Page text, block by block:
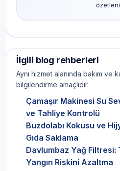
İlgili blog rehberleri
Aynı hizmet alanında bakım ve
bilgilendirme amaçlıdır.
Çamaşır Makinesi Su
ve Tahliye Kontrolü
Buzdolabı Kokusu ve
Gıda Saklama
Davlumbaz Yağ Filtresi:
Yangın Riskini Azaltma